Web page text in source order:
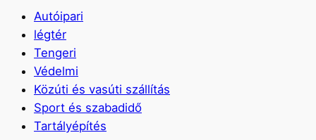
Autóipari
légtér
Tengeri
Védelmi
Közúti és vasúti szállítás
Sport és szabadidő
Tartályépítés